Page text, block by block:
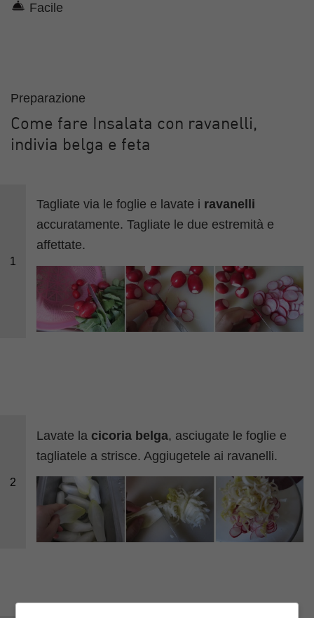
Facile
Preparazione
Come fare Insalata con ravanelli,
indivia belga e feta
1
Tagliate via le foglie e lavate i ravanelli
accuratamente. Tagliate le due estremità e
affettate.
2
Lavate la cicoria belga, asciugate le foglie e
tagliatele a strisce. Aggiugetele ai ravanelli.